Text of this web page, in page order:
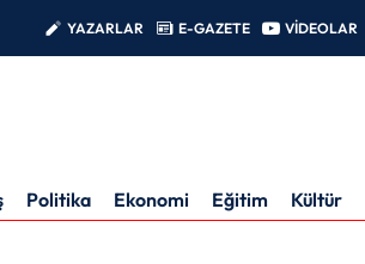
YAZARLAR E-GAZETE VİDEOLAR
Politika Ekonomi Eğitim Kültür